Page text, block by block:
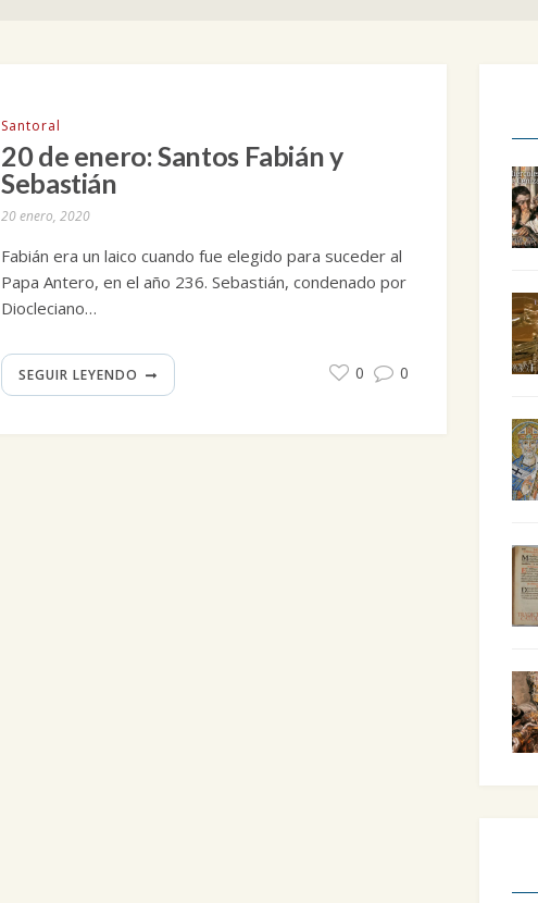
Santoral
20 de enero: Santos Fabián y
Sebastián
20 enero, 2020
Fabián era un laico cuando fue elegido para suceder al
Papa Antero, en el año 236. Sebastián, condenado por
Diocleciano…
SEGUIR LEYENDO 0 0